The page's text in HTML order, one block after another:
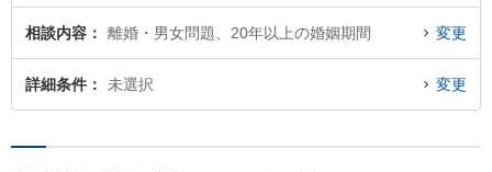
相談内容 離婚・男女問題、20年以上の婚姻期間 変更
詳細条件 未選択 変更